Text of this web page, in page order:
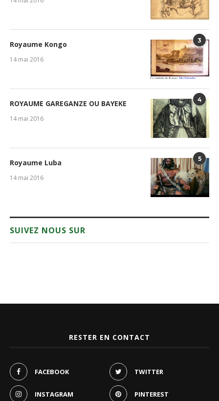
3
Royaume Kongo
14 mai 2016
4
ROYAUME GAREGANZE OU BAYEKE
14 mai 2016
5
Royaume Luba
14 mai 2016
SUIVEZ NOUS SUR
RESTER EN CONTACT
FACEBOOK TWITTER
INSTAGRAM PINTEREST